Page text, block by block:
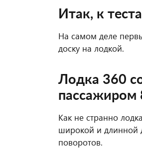
Итак, к
На самом деле
доску на лодкой.
Лодка 360
пассажиром
Как не странно
широкой и длинной
поворотов.